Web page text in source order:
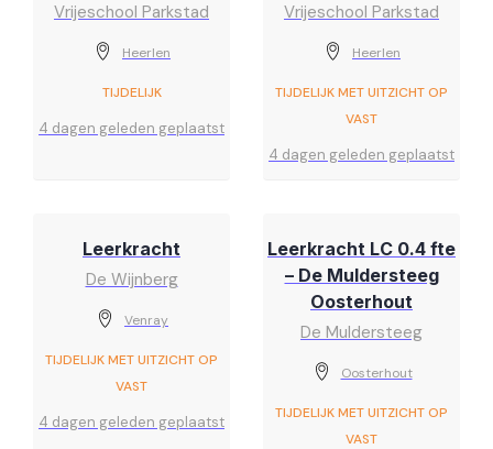
Vrijeschool Parkstad
Heerlen
TIJDELIJK
4 dagen geleden geplaatst
Vrijeschool Parkstad
Heerlen
TIJDELIJK MET UITZICHT OP
VAST
4 dagen geleden geplaatst
Leerkracht
De Wijnberg
Venray
TIJDELIJK MET UITZICHT OP
VAST
4 dagen geleden geplaatst
Leerkracht LC 0.4 fte
– De Muldersteeg
Oosterhout
De Muldersteeg
Oosterhout
TIJDELIJK MET UITZICHT OP
VAST